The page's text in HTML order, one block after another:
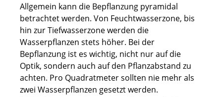
Allgemein kann die Bepflanzung pyramidal
betrachtet werden. Von Feuchtwasserzone, bis
hin zur Tiefwasserzone werden die
Wasserpflanzen stets höher. Bei der
Bepflanzung ist es wichtig, nicht nur auf die
Optik, sondern auch auf den Pflanzabstand zu
achten. Pro Quadratmeter sollten nie mehr als
zwei Wasserpflanzen gesetzt werden.